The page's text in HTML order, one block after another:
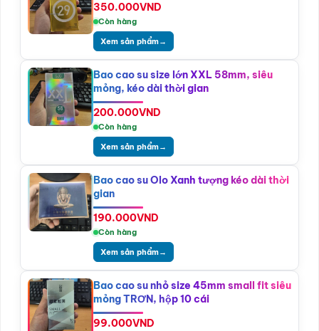
350.000VND
Còn hàng
Xem sản phẩm→
Bao cao su size lớn XXL 58mm, siêu
mỏng, kéo dài thời gian
200.000VND
Còn hàng
Xem sản phẩm→
Bao cao su Olo Xanh tượng kéo dài thời
gian
190.000VND
Còn hàng
Xem sản phẩm→
Bao cao su nhỏ size 45mm small fit siêu
mỏng TRƠN, hộp 10 cái
99.000VND